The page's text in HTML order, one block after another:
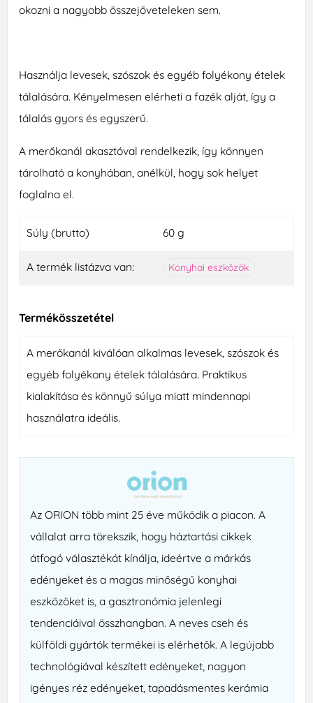
okozni a nagyobb összejöveteleken sem.
Használja levesek, szószok és egyéb folyékony ételek
tálalására. Kényelmesen elérheti a fazék alját, így a
tálalás gyors és egyszerű.
A merőkanál akasztóval rendelkezik, így könnyen
tárolható a konyhában, anélkül, hogy sok helyet
foglalna el.
Súly (brutto) 60 g
A termék listázva van: Konyhai eszközök
Termékösszetétel
A merőkanál kiválóan alkalmas levesek, szószok és
egyéb folyékony ételek tálalására. Praktikus
kialakítása és könnyű súlya miatt mindennapi
használatra ideális.
Az ORION több mint 25 éve működik a piacon. A
vállalat arra törekszik, hogy háztartási cikkek
átfogó választékát kínálja, ideértve a márkás
edényeket és a magas minőségű konyhai
eszközöket is, a gasztronómia jelenlegi
tendenciáival összhangban. A neves cseh és
külföldi gyártók termékei is elérhetők. A legújabb
technológiával készített edényeket, nagyon
igényes réz edényeket, tapadásmentes kerámia